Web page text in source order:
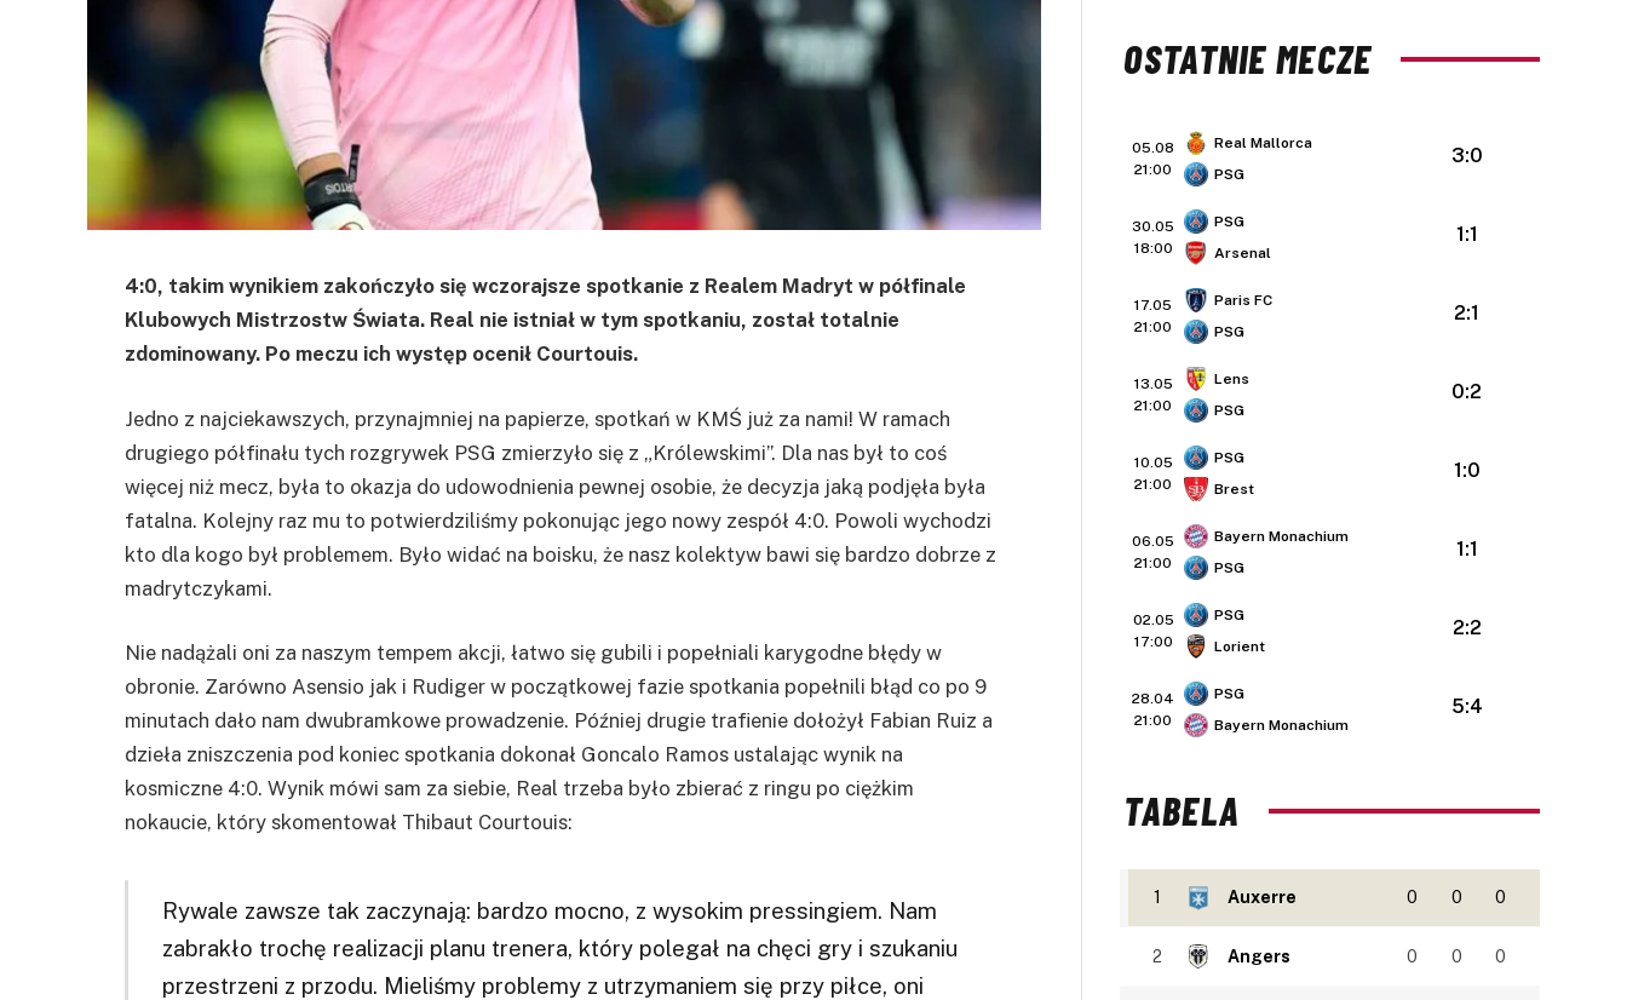
4:0, takim wynikiem zakończyło się wczorajsze spotkanie z Realem Madryt w półfinale
Klubowych Mistrzostw Świata. Real nie istniał w tym spotkaniu, został totalnie
zdominowany. Po meczu ich występ ocenił Courtouis.
Jedno z najciekawszych, przynajmniej na papierze, spotkań w KMŚ już za nami! W ramach
drugiego półfinału tych rozgrywek PSG zmierzyło się z „Królewskimi”. Dla nas był to coś
więcej niż mecz, była to okazja do udowodnienia pewnej osobie, że decyzja jaką podjęła była
fatalna. Kolejny raz mu to potwierdziliśmy pokonując jego nowy zespół 4:0. Powoli wychodzi
kto dla kogo był problemem. Było widać na boisku, że nasz kolektyw bawi się bardzo dobrze z
madrytczykami.
Nie nadążali oni za naszym tempem akcji, łatwo się gubili i popełniali karygodne błędy w
obronie. Zarówno Asensio jak i Rudiger w początkowej fazie spotkania popełnili błąd co po 9
minutach dało nam dwubramkowe prowadzenie. Później drugie trafienie dołożył Fabian Ruiz a
dzieła zniszczenia pod koniec spotkania dokonał Goncalo Ramos ustalając wynik na
kosmiczne 4:0. Wynik mówi sam za siebie, Real trzeba było zbierać z ringu po ciężkim
nokaucie, który skomentował Thibaut Courtouis:
Rywale zawsze tak zaczynają: bardzo mocno, z wysokim pressingiem. Nam
zabrakło trochę realizacji planu trenera, który polegał na chęci gry i szukaniu
przestrzeni z przodu. Mieliśmy problemy z utrzymaniem się przy piłce, oni
OSTATNIE MECZE
05.08
21:00
Real Mallorca
PSG
3:0
30.05
18:00
PSG
Arsenal
1:1
17.05
21:00
Paris FC
PSG
2:1
13.05
21:00
Lens
PSG
0:2
10.05
21:00
PSG
Brest
1:0
06.05
21:00
Bayern Monachium
PSG
1:1
02.05
17:00
PSG
Lorient
2:2
28.04
21:00
PSG
Bayern Monachium
5:4
TABELA
1 Auxerre 0 0 0
2 Angers 0 0 0